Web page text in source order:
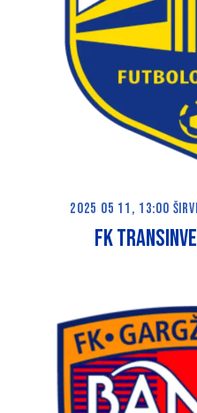
2025 05 11, 13:00
FK